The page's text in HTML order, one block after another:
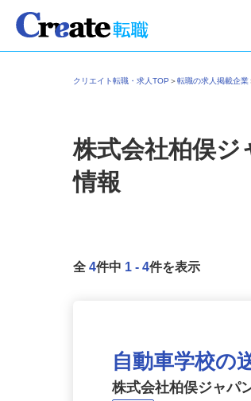
クリエイト転職・求人TOP＞転職の求人掲載企
株式会社柏俣
情報
全4件中1 - 4件を表示
自動車学校の
株式会社柏俣ジャパ